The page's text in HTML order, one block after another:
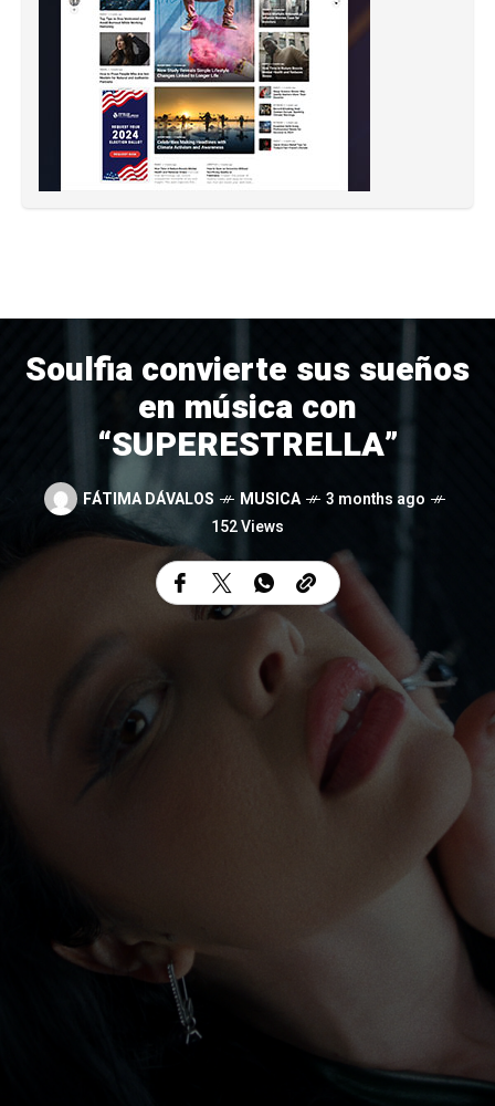
Soulfia convierte sus sueños
en música con
“SUPERESTRELLA”
FÁTIMA DÁVALOS MUSICA
3 months ago
152 Views